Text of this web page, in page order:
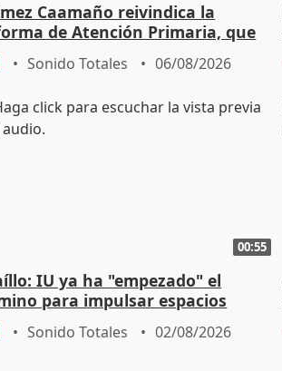
Caamaño reivindica la
de Atención Primaria, que
la autogestión
Sonido Totales 06/08/2026
00:55
IU ya ha "empezado" el
para impulsar espacios
para las municipales
Sonido Totales 02/08/2026